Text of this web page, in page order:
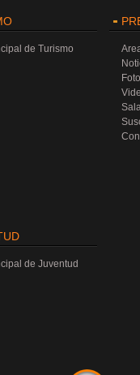
de Turismo
de Juventud